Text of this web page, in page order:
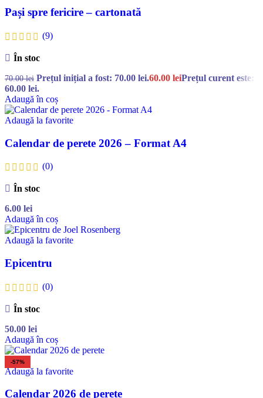
Pași spre fericire – cartonată
(9)
În stoc
70.00lei Prețul inițial a fost: 70.00 lei.60.00 leiPrețul curent este:
60.00 lei.
Adaugă în coș
Adaugă la favorite
Calendar de perete 2026 – Format A4
(0)
În stoc
6.00 lei
Adaugă în coș
Adaugă la favorite
Epicentru
(0)
În stoc
50.00 lei
Adaugă în coș
-57%
Adaugă la favorite
Calendar 2026 de perete